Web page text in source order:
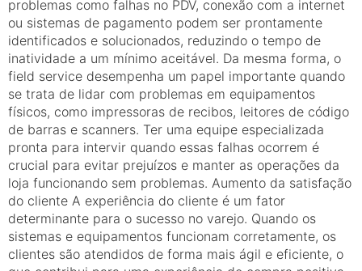
problemas como falhas no PDV, conexão com a internet
ou sistemas de pagamento podem ser prontamente
identificados e solucionados, reduzindo o tempo de
inatividade a um mínimo aceitável. Da mesma forma, o
field service desempenha um papel importante quando
se trata de lidar com problemas em equipamentos
físicos, como impressoras de recibos, leitores de código
de barras e scanners. Ter uma equipe especializada
pronta para intervir quando essas falhas ocorrem é
crucial para evitar prejuízos e manter as operações da
loja funcionando sem problemas. Aumento da satisfação
do cliente A experiência do cliente é um fator
determinante para o sucesso no varejo. Quando os
sistemas e equipamentos funcionam corretamente, os
clientes são atendidos de forma mais ágil e eficiente, o